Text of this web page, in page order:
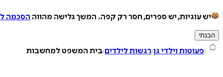
יש עוגיות, יש ספרים, חסר רק קפה. המשך גלישה מהווה הסכמה
הבנתי
פעוטות וילדי גן רגשות לילדים בית המשפט למחשבות